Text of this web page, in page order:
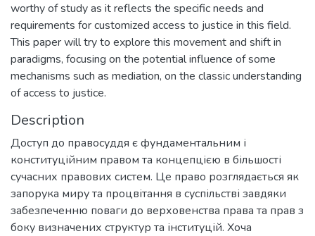
worthy of study as it reflects the specific needs and
requirements for customized access to justice in this field.
This paper will try to explore this movement and shift in
paradigms, focusing on the potential influence of some
mechanisms such as mediation, on the classic understanding
of access to justice.
Description
Доступ до правосуддя є фундаментальним і
конституційним правом та концепцією в більшості
сучасних правових систем. Це право розглядається як
запорука миру та процвітання в суспільстві завдяки
забезпеченню поваги до верховенства права та прав з
боку визначених структур та інституцій. Хоча